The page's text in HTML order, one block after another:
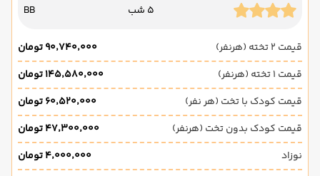
5 شب BB
قیمت 2 تخته (هرنفر)
۹۰٬۷۴۰٬۰۰۰ تومان
قیمت 1 تخته (هرنفر)
۱۴۵٬۵۸۰٬۰۰۰ تومان
قیمت کودک با تخت (هر نفر)
۶۰٬۵۲۰٬۰۰۰ تومان
قیمت کودک بدون تخت (هرنفر)
۴۷٬۳۰۰٬۰۰۰ تومان
نوزاد
۴٬۰۰۰٬۰۰۰ تومان